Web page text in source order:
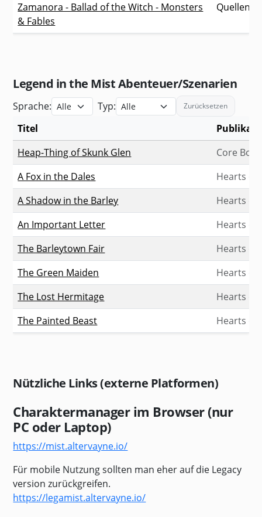
Zamanora - Ballad of the Witch - Monsters
& Fables
Legend in the Mist Abenteuer/Szenarien
Sprache: Typ: Zurücksetzen
Abenteuer zu Legend in the Mist mit Publikation,
Titel
Heap-Thing of Skunk Glen
Core
A Fox in the Dales
Hearts of
A Shadow in the Barley
Hearts of
An Important Letter
Hearts of
The Barleytown Fair
Hearts of
The Green Maiden
Hearts of
The Lost Hermitage
Hearts of
The Painted Beast
Hearts of
Nützliche Links (externe Platformen)
Charaktermanager im Browser (nur
PC oder Laptop)
https://mist.altervayne.io/
Für mobile Nutzung sollten man eher auf die Legacy
version zurückgreifen.
https://legamist.altervayne.io/